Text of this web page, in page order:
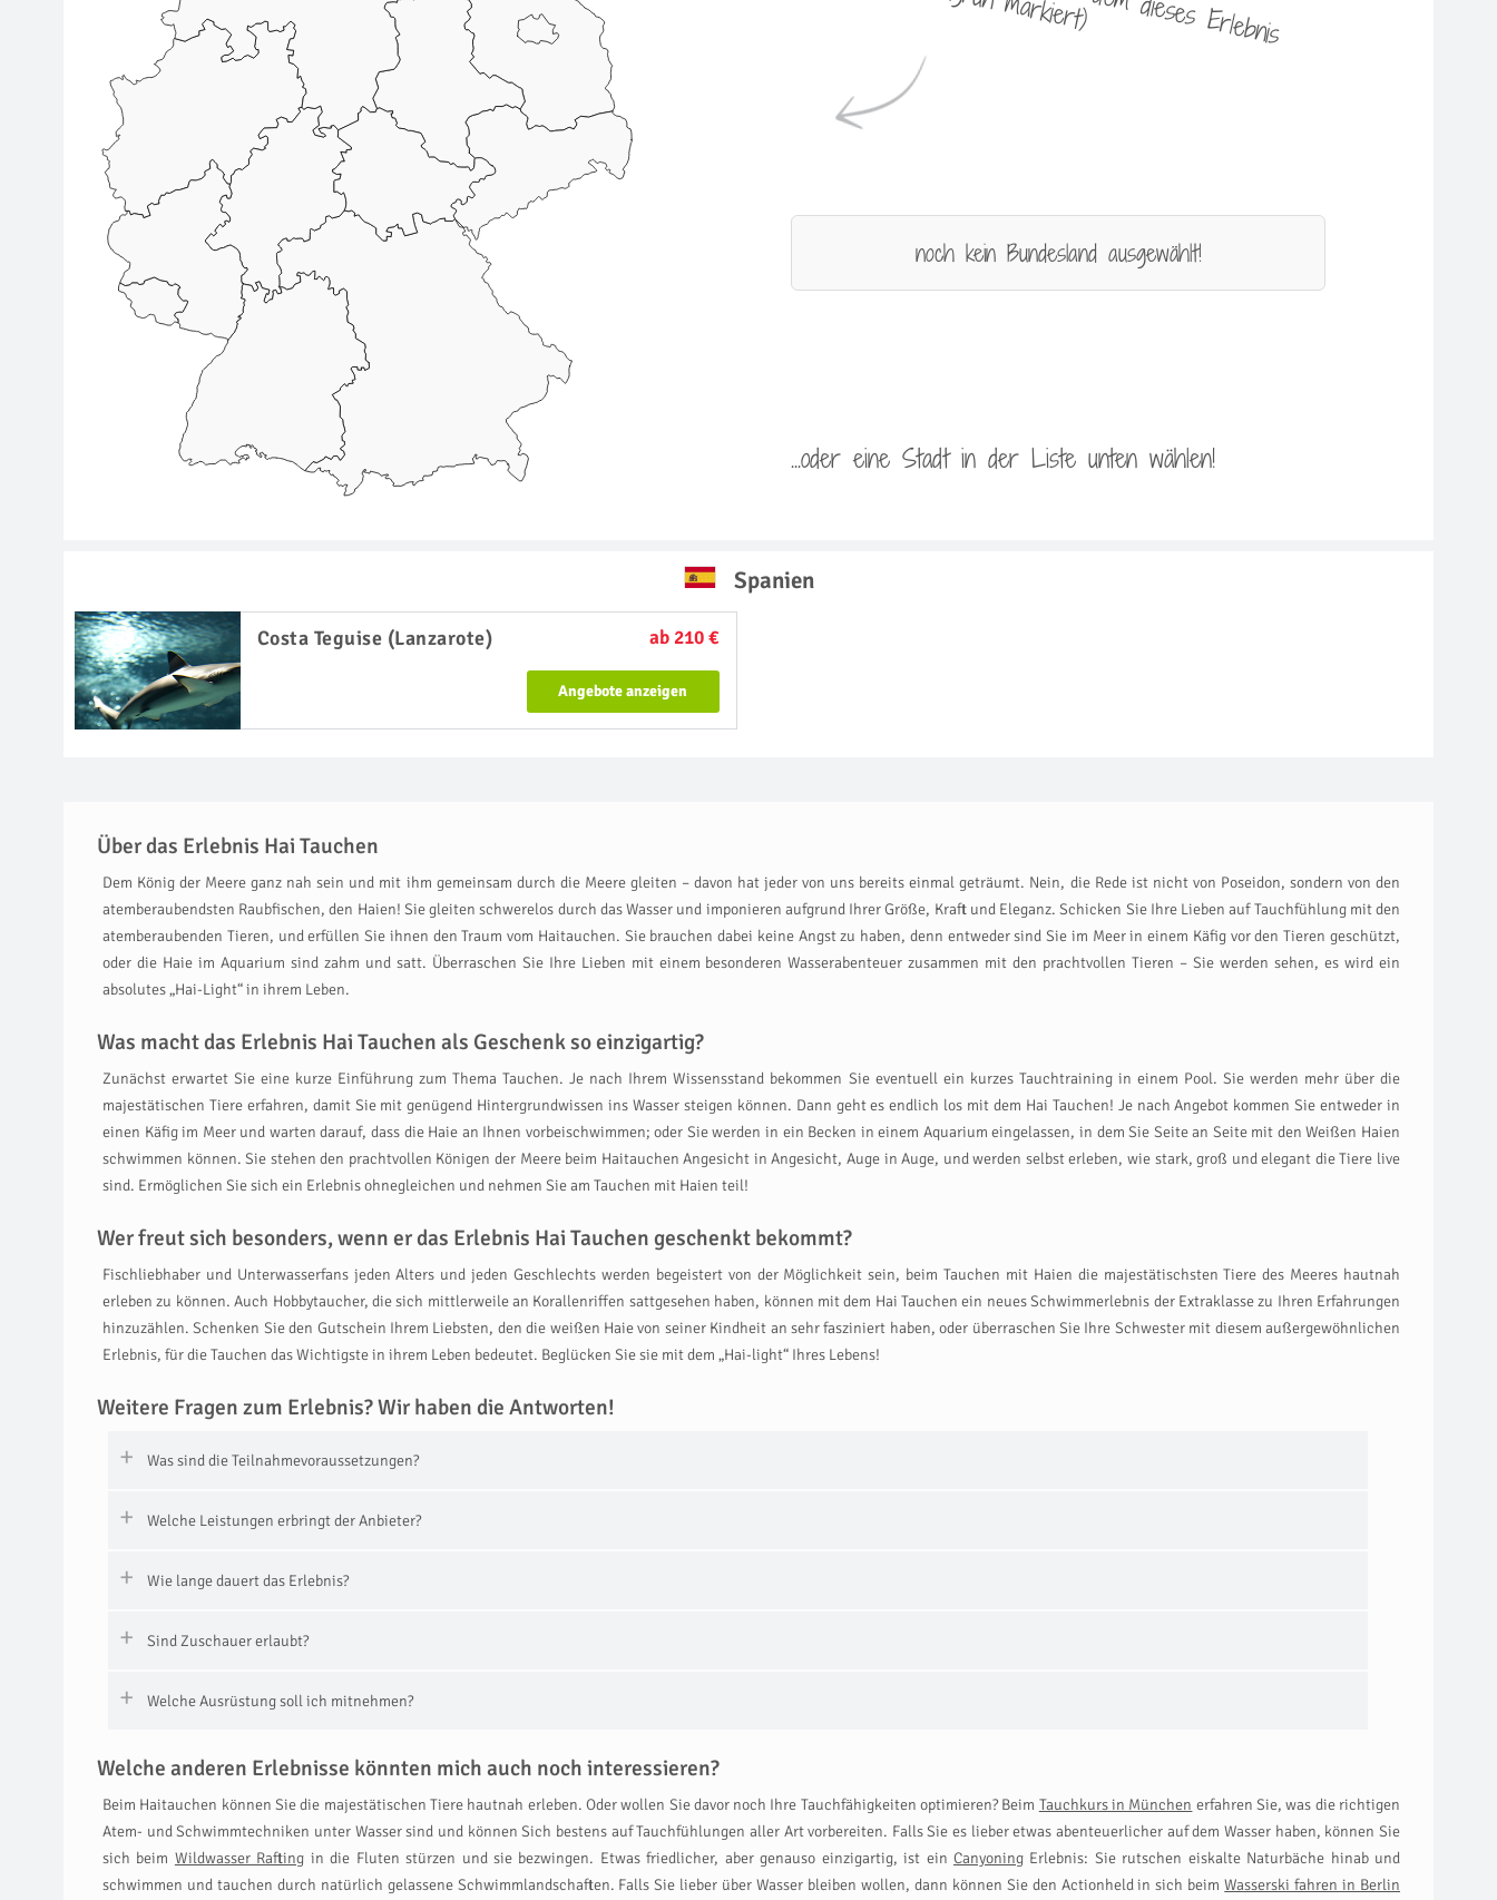
noch kein Bundesland ausgewählt!
...oder eine Stadt in der Liste unten wählen!
Spanien
Costa Teguise (Lanzarote) ab 210 €
Angebote anzeigen
Über das Erlebnis Hai Tauchen
Dem König der Meere ganz nah sein und mit ihm gemeinsam durch die Meere gleiten – davon hat jeder von uns bereits einmal geträumt. Nein, die Rede ist nicht von Poseidon, sondern von den
atemberaubendsten Raubfischen, den Haien! Sie gleiten schwerelos durch das Wasser und imponieren aufgrund Ihrer Größe, Kraft und Eleganz. Schicken Sie Ihre Lieben auf Tauchfühlung mit den
atemberaubenden Tieren, und erfüllen Sie ihnen den Traum vom Haitauchen. Sie brauchen dabei keine Angst zu haben, denn entweder sind Sie im Meer in einem Käfig vor den Tieren geschützt,
oder die Haie im Aquarium sind zahm und satt. Überraschen Sie Ihre Lieben mit einem besonderen Wasserabenteuer zusammen mit den prachtvollen Tieren – Sie werden sehen, es wird ein
absolutes „Hai-Light“ in ihrem Leben.
Was macht das Erlebnis Hai Tauchen als Geschenk so einzigartig?
Zunächst erwartet Sie eine kurze Einführung zum Thema Tauchen. Je nach Ihrem Wissensstand bekommen Sie eventuell ein kurzes Tauchtraining in einem Pool. Sie werden mehr über die
majestätischen Tiere erfahren, damit Sie mit genügend Hintergrundwissen ins Wasser steigen können. Dann geht es endlich los mit dem Hai Tauchen! Je nach Angebot kommen Sie entweder in
einen Käfig im Meer und warten darauf, dass die Haie an Ihnen vorbeischwimmen; oder Sie werden in ein Becken in einem Aquarium eingelassen, in dem Sie Seite an Seite mit den Weißen Haien
schwimmen können. Sie stehen den prachtvollen Königen der Meere beim Haitauchen Angesicht in Angesicht, Auge in Auge, und werden selbst erleben, wie stark, groß und elegant die Tiere live
sind. Ermöglichen Sie sich ein Erlebnis ohnegleichen und nehmen Sie am Tauchen mit Haien teil!
Wer freut sich besonders, wenn er das Erlebnis Hai Tauchen geschenkt bekommt?
Fischliebhaber und Unterwasserfans jeden Alters und jeden Geschlechts werden begeistert von der Möglichkeit sein, beim Tauchen mit Haien die majestätischsten Tiere des Meeres hautnah
erleben zu können. Auch Hobbytaucher, die sich mittlerweile an Korallenriffen sattgesehen haben, können mit dem Hai Tauchen ein neues Schwimmerlebnis der Extraklasse zu Ihren Erfahrungen
hinzuzählen. Schenken Sie den Gutschein Ihrem Liebsten, den die weißen Haie von seiner Kindheit an sehr fasziniert haben, oder überraschen Sie Ihre Schwester mit diesem außergewöhnlichen
Erlebnis, für die Tauchen das Wichtigste in ihrem Leben bedeutet. Beglücken Sie sie mit dem „Hai-light“ Ihres Lebens!
Weitere Fragen zum Erlebnis? Wir haben die Antworten!
Was sind die Teilnahmevoraussetzungen?
Welche Leistungen erbringt der Anbieter?
Wie lange dauert das Erlebnis?
Sind Zuschauer erlaubt?
Welche Ausrüstung soll ich mitnehmen?
Welche anderen Erlebnisse könnten mich auch noch interessieren?
Beim Haitauchen können Sie die majestätischen Tiere hautnah erleben. Oder wollen Sie davor noch Ihre Tauchfähigkeiten optimieren? Beim Tauchkurs in München erfahren Sie, was die richtigen
Atem- und Schwimmtechniken unter Wasser sind und können Sich bestens auf Tauchfühlungen aller Art vorbereiten. Falls Sie es lieber etwas abenteuerlicher auf dem Wasser haben, können Sie
sich beim Wildwasser Rafting in die Fluten stürzen und sie bezwingen. Etwas friedlicher, aber genauso einzigartig, ist ein CanyoningErlebnis: Sie rutschen eiskalte Naturbäche hinab und
schwimmen und tauchen durch natürlich gelassene Schwimmlandschaften. Falls Sie lieber über Wasser bleiben wollen, dann können Sie den Actionheld in sich beimWasserski fahren in Berlin